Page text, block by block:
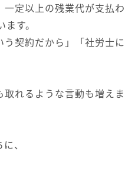
定以上の残業代が支払わ
す。
契約だから」「社労士に
れるような言動も増えま
、